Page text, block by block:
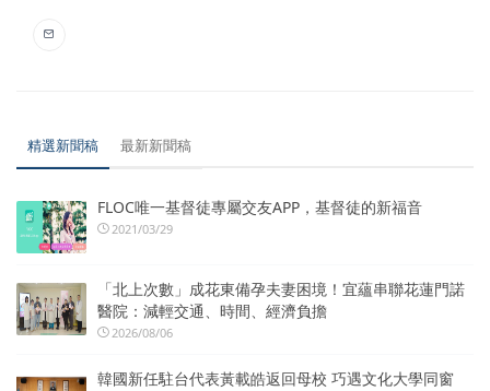
精選新聞稿 最新新聞稿
FLOC唯一基督徒專屬交友APP，基督徒的新福音
2021/03/29
「北上次數」成花東備孕夫妻困境！宜蘊串聯花蓮門諾
醫院：減輕交通、時間、經濟負擔
2026/08/06
韓國新任駐台代表黃載皓返回母校 巧遇文化大學同窗